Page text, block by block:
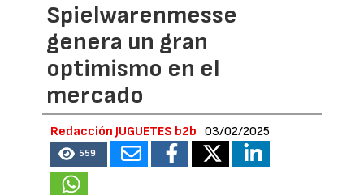
Spielwarenmesse
genera un gran
optimismo en el
mercado
Redacción JUGUETES b2b 03/02/2025
559